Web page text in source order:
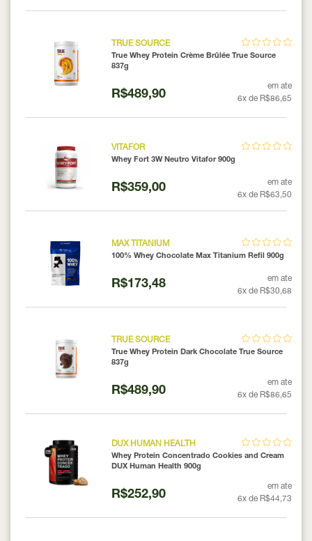
TRUE SOURCE
True Whey Protein Crème Brûlée True Source
837g
R$489,90
em ate
6x de R$86,65
VITAFOR
Whey Fort 3W Neutro Vitafor 900g
R$359,00
em ate
6x de R$63,50
MAX TITANIUM
100% Whey Chocolate Max Titanium Refil 900g
R$173,48
em ate
6x de R$30,68
TRUE SOURCE
True Whey Protein Dark Chocolate True Source
837g
R$489,90
em ate
6x de R$86,65
DUX HUMAN HEALTH
Whey Protein Concentrado Cookies and Cream
DUX Human Health 900g
R$252,90
em ate
6x de R$44,73